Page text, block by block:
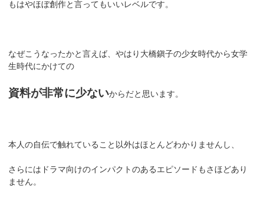
もはやほぼ創作と言ってもいいレベルです。
なぜこうなったかと言えば、やはり大橋鎭子の少女時代から女学
生時代にかけての
資料が非常に少ないからだと思います。
本人の自伝で触れていること以外はほとんどわかりませんし、
さらにはドラマ向けのインパクトのあるエピソードもさほどあり
ません。